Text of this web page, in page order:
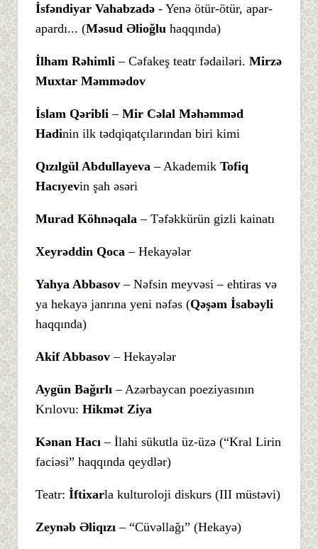
İsfəndiyar Vahabzadə - Yenə ötür-ötür, apar-
apardı... (Məsud Əlioğlu haqqında)
İlham Rəhimli – Cəfakeş teatr fədailəri. Mirzə
Muxtar Məmmədov
İslam Qəribli – Mir Cəlal Məhəmməd
Hadinin ilk tədqiqatçılarından biri kimi
Qızılgül Abdullayeva – Akademik Tofiq
Hacıyevin şah əsəri
Murad Köhnəqala – Təfəkkürün gizli kainatı
Xeyrəddin Qoca – Hekayələr
Yahya Abbasov – Nəfsin meyvəsi – ehtiras və
ya hekayə janrına yeni nəfəs (Qəşəm İsabəyli
haqqında)
Akif Abbasov – Hekayələr
Aygün Bağırlı – Azərbaycan poeziyasının
Krılovu: Hikmət Ziya
Kənan Hacı – İlahi sükutla üz-üzə (“Kral Lirin
faciəsi” haqqında qeydlər)
Teatr: İftixarla kulturoloji diskurs (III müstəvi)
Zeynəb Əliqızı – “Cüvəllağı” (Hekayə)